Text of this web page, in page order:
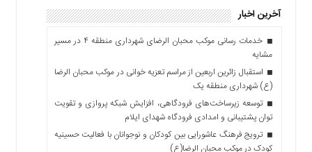
آخرین اخبار
خدمات رسانی موکب محبان الرضای شهرداری منطقه ۴ در مسیر
مشایه
استقبال زائرین اربعین از مراسم تعزیه خوانی در موکب محبان الرضا
(ع) شهرداری منطقه یک
توسعه زیرساخت‌های فرودگاهی، افزایش شبکه پروازی و تقویت
توان پشتیبانی و امدادی فرودگاه شهدای ایلام
ترویج فرهنگ عاشورایی بین کودکان و نوجوانان با فعالیت حسینیه
کودک در موکب محبان الرضا(ع)